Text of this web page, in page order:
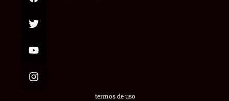
termos de uso